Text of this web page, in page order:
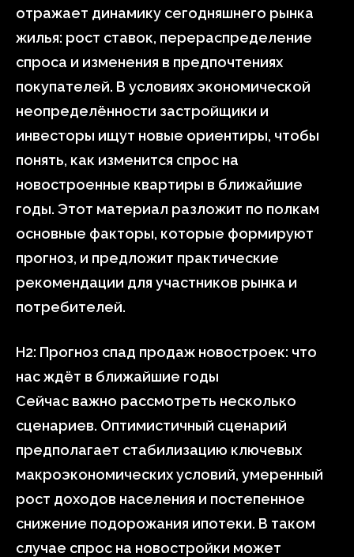
отражает динамику сегодняшнего рынка
жилья: рост ставок, перераспределение
спроса и изменения в предпочтениях
покупателей. В условиях экономической
неопределённости застройщики и
инвесторы ищут новые ориентиры, чтобы
понять, как изменится спрос на
новостроенные квартиры в ближайшие
годы. Этот материал разложит по полкам
основные факторы, которые формируют
прогноз, и предложит практические
рекомендации для участников рынка и
потребителей.
H2: Прогноз спад продаж новостроек: что
нас ждёт в ближайшие годы
Сейчас важно рассмотреть несколько
сценариев. Оптимистичный сценарий
предполагает стабилизацию ключевых
макроэкономических условий, умеренный
рост доходов населения и постепенное
снижение подорожания ипотеки. В таком
случае спрос на новостройки может